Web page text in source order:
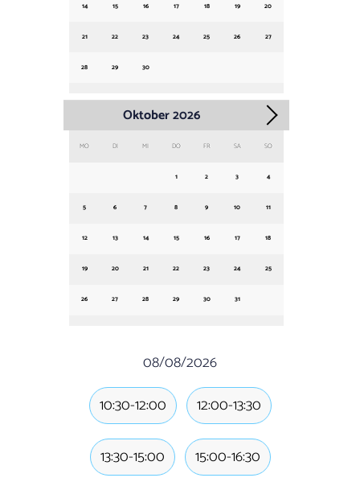
14 15 16 17 18 19 20
21 22 23 24 25 26 27
28 29 30
Oktober2026
MO DI MI DO FR SA SO
1 2 3 4
5 6 7 8 9 10 11
12 13 14 15 16 17 18
19 20 21 22 23 24 25
26 27 28 29 30 31
08/08/2026
10:30-12:00
12:00-13:30
13:30-15:00 15:00-16:30